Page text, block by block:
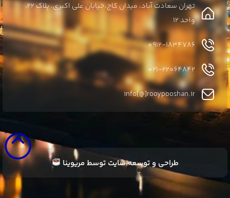
تهران سعادت آباد، میدان کاج،خیابان علی اکبری، پلاک 22،
واحد 12
0912-1834786
021-22064842
info[@]rooypooshan.ir
طراحی و توسعه سایت توسط مریوینا